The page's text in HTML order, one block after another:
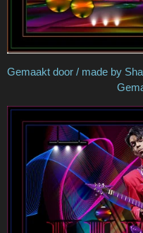
Gemaakt door /
Gemaakt door /